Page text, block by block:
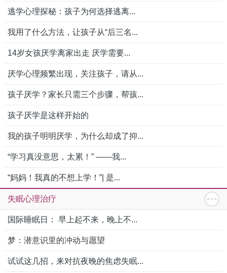
逃学心理探秘：孩子为何选择逃离...
我用了什么方法，让孩子从“后三名...
14岁女孩厌学离家出走 厌学需要...
厌学心理频繁出现，关注孩子，请从...
孩子厌学？家长只需三个步骤，帮孩...
孩子厌学是这样开始的
我的孩子明明厌学，为什么却成了抑...
“学习真没意思，太累！” ——我...
“妈妈！我真的不想上学！”| 是...
失眠心理治疗
国际睡眠日： 早上起不来，晚上不...
梦：潜意识里的冲动与愿望
试试这几招，来对抗夜晚的焦虑失眠...